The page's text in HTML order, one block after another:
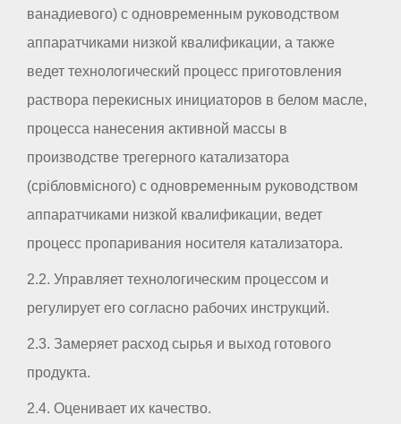
ванадиевого) с одновременным руководством
аппаратчиками низкой квалификации, а также
ведет технологический процесс приготовления
раствора перекисных инициаторов в белом масле,
процесса нанесения активной массы в
производстве трегерного катализатора
(срібловмісного) с одновременным руководством
аппаратчиками низкой квалификации, ведет
процесс пропаривания носителя катализатора.
2.2. Управляет технологическим процессом и
регулирует его согласно рабочих инструкций.
2.3. Замеряет расход сырья и выход готового
продукта.
2.4. Оценивает их качество.